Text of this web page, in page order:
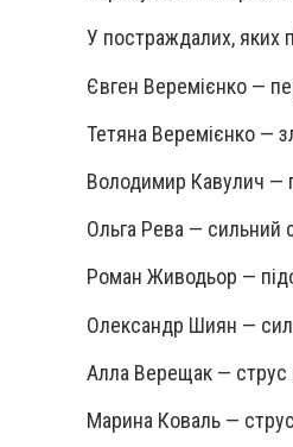
У постраждалих, яких
Євген Веремієнко —
Тетяна Веремієнко —
Володимир Кавулич —
Ольга Рева — сильний
Роман Живодьор —
Олександр Шиян —
Алла Верещак — струс
Марина Коваль —